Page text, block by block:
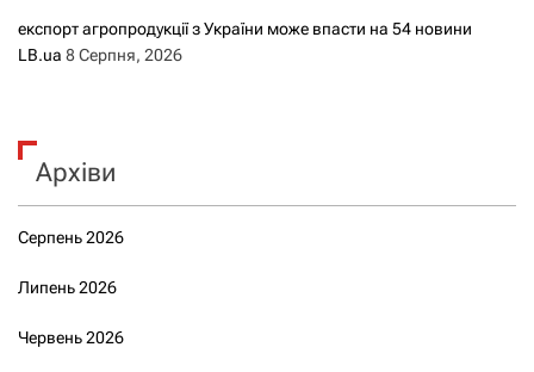
експорт агропродукції з України може впасти на 54 новини
LB.ua 8 Серпня, 2026
Архіви
Серпень 2026
Липень 2026
Червень 2026